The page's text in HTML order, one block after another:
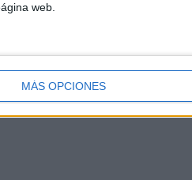
web.
MÁS OPCIONES
Contacto Aviso legal –